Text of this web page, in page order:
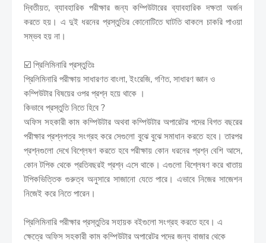
দ্বিতীয়ত, ব্যাবহারিক পরীক্ষার জন্য কম্পিউটারের ব্যাবহারিক দক্ষতা অর্জন
করতে হয়। এ দুই ধরনের প্রস্তুতির কোনোটিতে ঘাটতি থাকলে চাকরি পাওয়া
সম্ভব হয় না।
☑️ প্রিলিমিনারি প্রস্তুতিঃ
প্রিলিমিনারি পরীক্ষায় সাধারণত বাংলা, ইংরেজি, গণিত, সাধারণ জ্ঞান ও
কম্পিউটার বিষয়ের ওপর প্রশ্ন হয়ে থাকে ।
কিভাবে প্রস্তুতি নিতে হিবে ?
অফিস সহকারী কাম কম্পিউটার অথবা কম্পিউটার অপারেটর পদের বিগত বছরের
পরীক্ষার প্রশ্নপত্র সংগ্রহ করে সেগুলো বুঝে বুঝে সমাধান করতে হবে। তারপর
প্রশ্নগুলো দেখে বিশ্লেষণ করতে হবে পরীক্ষায় কোন ধরনের প্রশ্ন বেশি আসে,
কোন টপিক থেকে প্রতিবছরই প্রশ্ন এসে থাকে। এগুলো বিশ্লেষণ করে খাতায়
টপিকভিত্তিক গুরুত্ব অনুসারে সাজানো যেতে পারে। এভাবে নিজের সাজেশন
নিজেই করে নিতে পারেন।
প্রিলিমিনারি পরীক্ষার প্রস্তুতির সহায়ক বইগুলো সংগ্রহ করতে হবে। এ
ক্ষেত্রে অফিস সহকারী কাম কম্পিউটার অপারেটর পদের জন্য বাজার থেকে